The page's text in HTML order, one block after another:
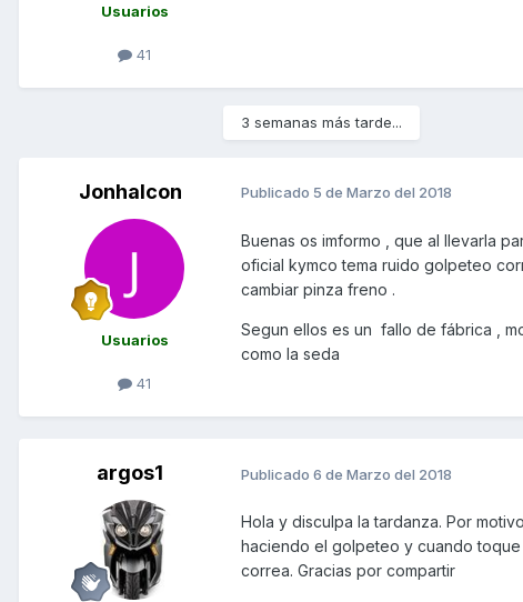
Usuarios
41
3 semanas más tarde...
Jonhalcon
Usuarios
41
Publicado 5 de Marzo del 2018
Buenas os imformo , que al llevarla
oficial kymco tema ruido golpeteo
cambiar pinza freno .
Segun ellos es un fallo de fábrica ,
como la seda
argos1 Publicado 6 de Marzo del 2018
Hola y disculpa la tardanza. Por
haciendo el golpeteo y cuando
correa. Gracias por compartir